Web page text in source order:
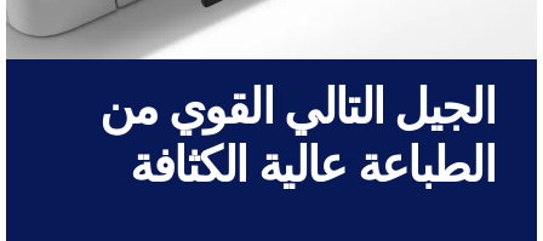
الجيل التالي القوي من
الطباعة عالية الكثافة